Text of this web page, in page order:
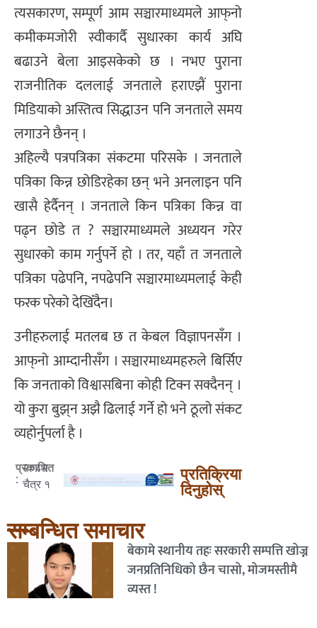
त्यसकारण, सम्पूर्ण आम सञ्चारमाध्यमले आफ्‌नो
कमीकमजोरी स्वीकार्दै सुधारका कार्य अघि
बढाउने बेला आइसकेको छ । नभए पुराना
राजनीतिक दललाई जनताले हराएझैं पुराना
मिडियाको अस्तित्व सिद्धाउन पनि जनताले समय
लगाउने छैनन् ।
अहिल्यै पत्रपत्रिका संकटमा परिसके । जनताले
पत्रिका किन्न छोडिरहेका छन् भने अनलाइन पनि
खासै हेर्दैनन् । जनताले किन पत्रिका किन्न वा
पढ्न छोडे त ? सञ्चारमाध्यमले अध्ययन गरेर
सुधारको काम गर्नुपर्ने हो । तर, यहाँ त जनताले
पत्रिका पढेपनि, नपढेपनि सञ्चारमाध्यमलाई केही
फरक परेको देखिँदैन।
उनीहरुलाई मतलब छ त केबल विज्ञापनसँग ।
आफ्‌नो आम्दानीसँग । सञ्चारमाध्यमहरुले बिर्सिए
कि जनताको विश्वासबिना कोही टिक्न सक्दैनन् ।
यो कुरा बुझ्‌न अझै ढिलाई गर्ने हो भने ठूलो संकट
व्यहोर्नुपर्ला है ।
प्रकाशित
:
२०८२
चैत्र १
प्रतिक्रिया
दिनुहोस्
सम्बन्धित समाचार
बेकामे स्थानीय तहः सरकारी सम्पत्ति खोज्न
जनप्रतिनिधिको छैन चासो, मोजमस्तीमै
व्यस्त !